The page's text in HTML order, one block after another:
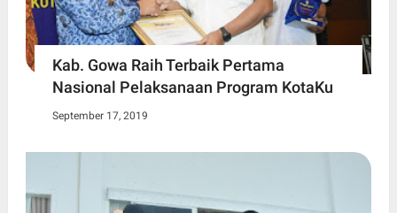
Kab. Gowa Raih Terbaik Pertama
Nasional Pelaksanaan Program KotaKu
September 17, 2019